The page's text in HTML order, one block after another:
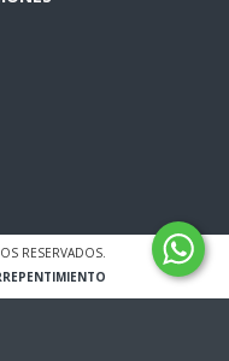
RESERVADOS.